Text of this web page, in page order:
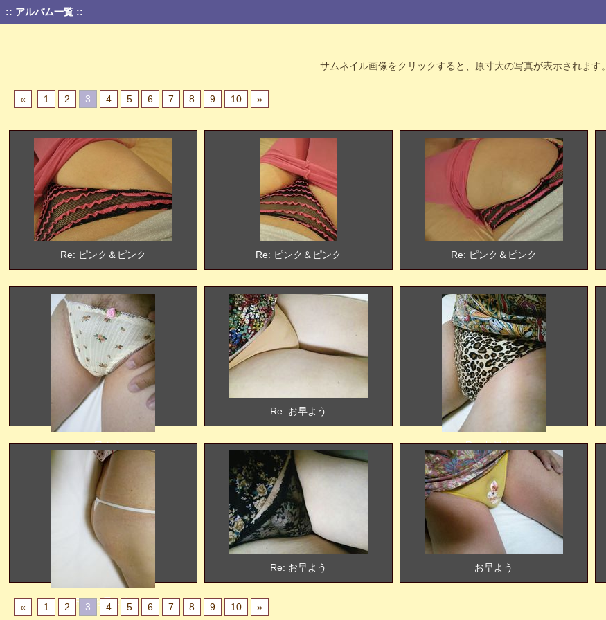
:: アルバム一覧 ::
サムネイル画像をクリックすると、原寸大の写真が表示されます。
« 1 2 3 4 5 6 7 8 9 10 »
Re: ピンク＆ピンク Re: ピンク＆ピンク Re: ピンク＆ピンク
お早よう
Re: お早よう
Re: お早よう
Re: お早よう
Re: お早よう お早よう
« 1 2 3 4 5 6 7 8 9 10 »